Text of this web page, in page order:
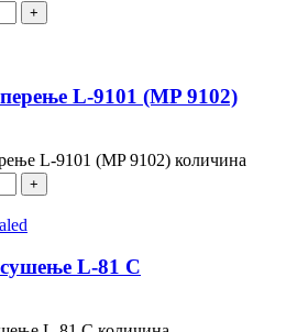
L-9101 (MP 9102)
L-9101 (MP 9102) количина
L-81 C